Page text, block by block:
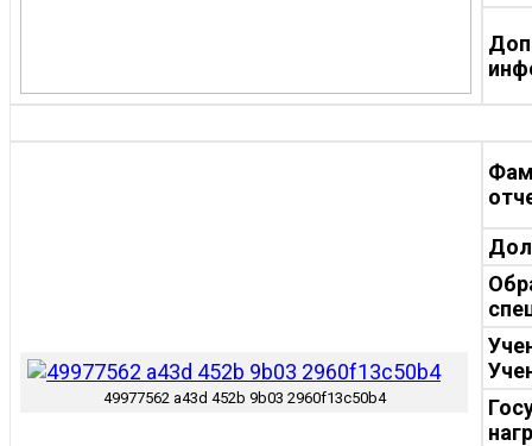
49977562 a43d 452b 9b03 2960f13c50b4